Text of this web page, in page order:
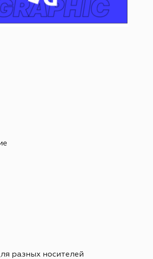
разных носителей